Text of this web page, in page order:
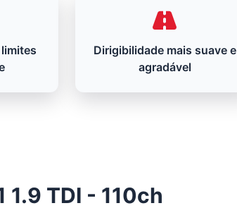
Dirigibilidade mais suave e
agradável
TDI - 110ch